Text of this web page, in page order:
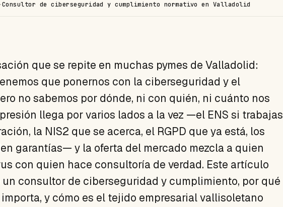
·Consultor de ciberseguridad y cumplimiento normativo en Valladolid
que se repite en muchas pymes de Valladolid:
que ponernos con la ciberseguridad y el
no sabemos por dónde, ni con quién, ni cuánto nos
llega por varios lados a la vez —el ENS si trabajas
la NIS2 que se acerca, el RGPD que ya está, los
garantías— y la oferta del mercado mezcla a quien
con quien hace consultoría de verdad. Este artículo
consultor de ciberseguridad y cumplimiento, por qué
y cómo es el tejido empresarial vallisoletano